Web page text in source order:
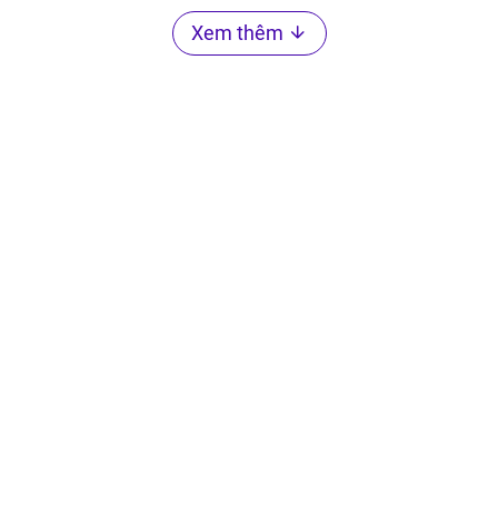
Xem thêm